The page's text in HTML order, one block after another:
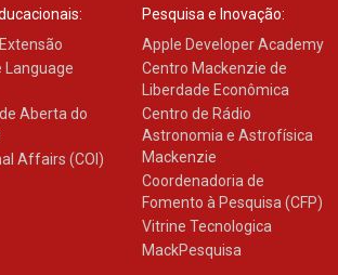
Language
Aberta do
Affairs (COI)
Pesquisa e Inovação:
Apple Developer Academy
Centro Mackenzie de
Liberdade Econômica
Centro de Rádio
Astronomia e Astrofísica
Mackenzie
Coordenadoria de
Fomento à Pesquisa (CFP)
Vitrine Tecnologica
MackPesquisa